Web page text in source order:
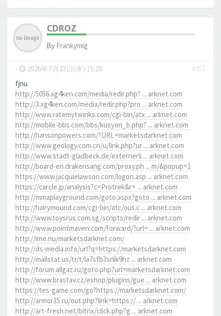
CDROZ
By Frankymig
- 2026年7月23日(木) 15:28
#355
fjnu
http://5056.xg4ken.com/media/redir.php? ... arknet.com
http://3.xg4ken.com/media/redir.php?pro ... arknet.com
http://www.ratemytwinks.com/cgi-bin/atx ... arknet.com
http://mobile-bbs.com/bbs/kusyon_b.php? ... arknet.com
http://hansonpowers.com/?URL=marketsdarknet.com
http://www.geology.com.cn/u/link.php?ur ... arknet.com
http://www.stadt-gladbeck.de/externerli ... arknet.com
http://board-en.drakensang.com/proxy.ph ... m/&popup=1
https://www.jacquielawson.com/logon.asp ... arknet.com
https://carcle.jp/analysis?c=Protrek&r= ... arknet.com
http://mmaplayground.com/goto.aspx?goto ... arknet.com
http://hairymound.com/cgi-bin/atc/out.c ... arknet.com
http://www.toysrus.com.sg/scripts/redir ... arknet.com
http://www.pointmaven.com/forward/?url= ... arknet.com
http://ime.nu/marketsdarknet.com/
http://ds-media.info/url?q=https://marketsdarknet.com
http://mailstat.us/tr/t/la7sfb3srlik9hz ... arknet.com
http://forum.allgaz.ru/goto.php?url=marketsdarknet.com
http://www.brastav.cz/eshop/plugins/gue ... arknet.com
https://tes-game.com/go?https://marketsdarknet.com/
http://armor35.ru/out.php?link=https:// ... arknet.com
http://art-fresh.net/bitrix/click.php?g ... arknet.com